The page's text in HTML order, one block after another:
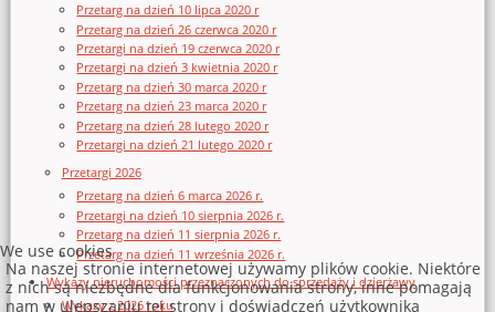
Przetarg na dzień 10 lipca 2020 r
Przetarg na dzień 26 czerwca 2020 r
Przetargi na dzień 19 czerwca 2020 r
Przetargi na dzień 3 kwietnia 2020 r
Przetarg na dzień 30 marca 2020 r
Przetarg na dzień 23 marca 2020 r
Przetarg na dzień 28 lutego 2020 r
Przetargi na dzień 21 lutego 2020 r
Przetargi 2026
Przetarg na dzień 6 marca 2026 r.
Przetargi na dzień 10 sierpnia 2026 r.
Przetarg na dzień 11 sierpnia 2026 r.
Przetarg na dzień 11 września 2026 r.
Wykazy nieruchomości przeznaczonych do sprzedaży i dzierżawy
Wykazy z 2026 roku
We use cookies
Na naszej stronie internetowej używamy plików cookie. Niektóre
z nich są niezbędne dla funkcjonowania strony, inne pomagają
nam w ulepszaniu tej strony i doświadczeń użytkownika